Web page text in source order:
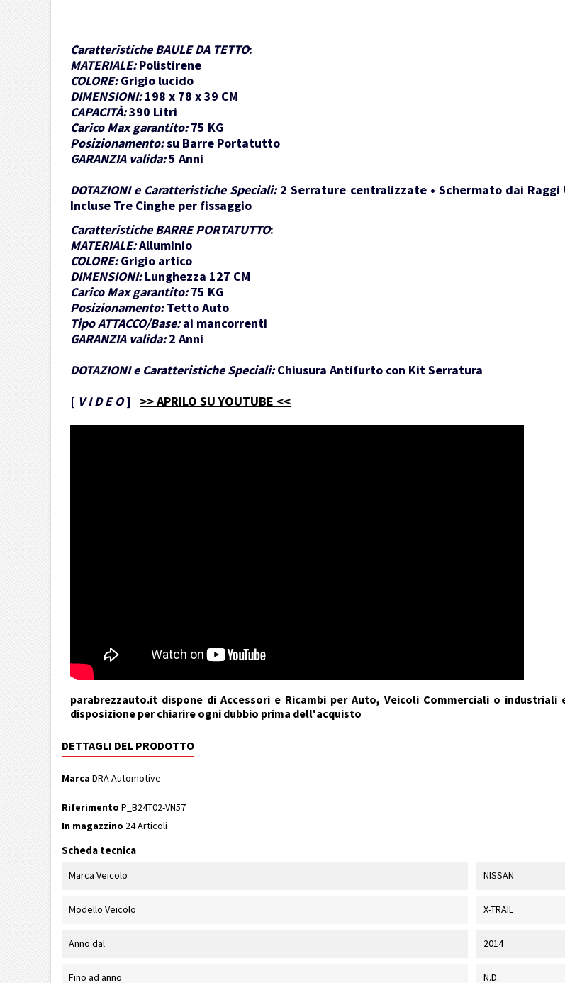
Caratteristiche BAULE DA TETTO:
MATERIALE: Polistirene
COLORE: Grigio lucido
DIMENSIONI: 198 x 78 x 39 CM
CAPACITÀ:390 Litri
Carico Max garantito: 75 KG
Posizionamento:su Barre Portatutto
GARANZIA valida:5 Anni
DOTAZIONI e Caratteristiche Speciali: 2 Serrature centralizzate • Schermato dai
Incluse Tre Cinghe per fissaggio
Caratteristiche BARRE PORTATUTTO:
MATERIALE:Alluminio
COLORE: Grigio artico
DIMENSIONI: Lunghezza 127 CM
Carico Max garantito: 75 KG
Posizionamento: Tetto Auto
Tipo ATTACCO/Base: ai mancorrenti
GARANZIA valida: 2 Anni
DOTAZIONI e Caratteristiche Speciali: Chiusura Antifurto con Kit Serratura
[ V I D E O] >> APRILO SU YOUTUBE <<
parabrezzauto.it dispone di Accessori e Ricambi per Auto, Veicoli Commerciali o
disposizione per chiarire ogni dubbio prima dell'acquisto
DETTAGLI DEL PRODOTTO
Marca DRA Automotive
Riferimento P_B24T02-VN57
In magazzino 24 Articoli
Scheda tecnica
Marca Veicolo NISSAN
Modello Veicolo X-TRAIL
Anno dal 2014
Fino ad anno N.D.